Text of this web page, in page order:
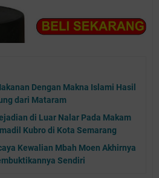
Dengan Makna Islami Hasil
dari Mataram
di Luar Nalar Pada Makam
Kubro di Kota Semarang
Kewalian Mbah Moen Akhirnya
Sendiri